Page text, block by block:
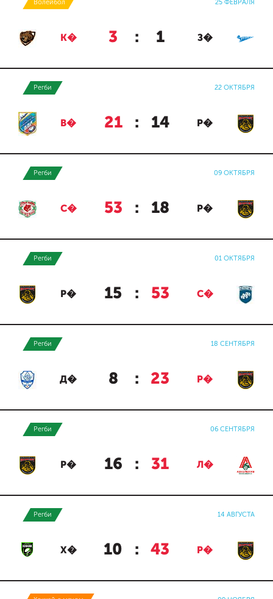
Волейбол 25 ФЕВРАЛЯ
К� 3 : 1 З�
Регби 22 ОКТЯБРЯ
В� 21 : 14 Р�
Регби 09 ОКТЯБРЯ
С� 53 : 18 Р�
Регби 01 ОКТЯБРЯ
Р� 15 : 53 С�
Регби 18 СЕНТЯБРЯ
Д� 8 : 23 Р�
Регби 06 СЕНТЯБРЯ
Р� 16 : 31 Л�
Регби 14 АВГУСТА
Х� 10 : 43 Р�